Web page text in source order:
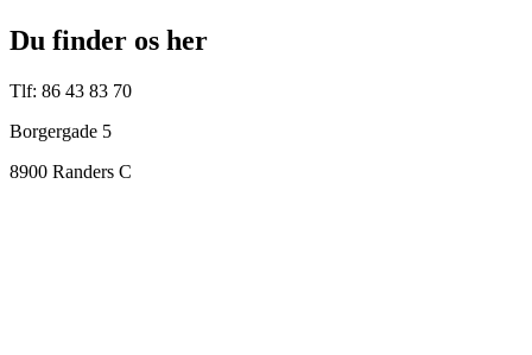
Du finder os her
Tlf: 86 43 83 70
Borgergade 5
8900 Randers C